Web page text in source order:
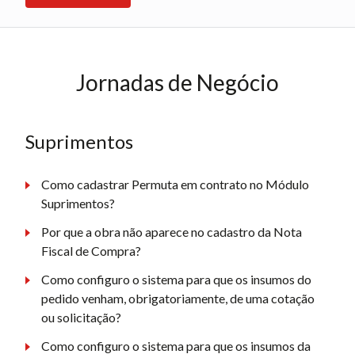
Jornadas de Negócio
Suprimentos
Como cadastrar Permuta em contrato no Módulo
Suprimentos?
Por que a obra não aparece no cadastro da Nota
Fiscal de Compra?
Como configuro o sistema para que os insumos do
pedido venham, obrigatoriamente, de uma cotação
ou solicitação?
Como configuro o sistema para que os insumos da